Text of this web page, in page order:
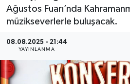
Ağustos Fuarı’nda
müzikseverlerle buluşacak.
08.08.2025 - 21:44
YAYINLANMA
TEKNOLOJİ
SAĞLIK
EĞİTİM
Tüm Manşetler
Son Dakika Haberleri
Haber Arşivi